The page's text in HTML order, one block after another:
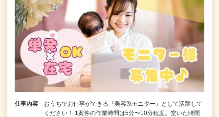
仕事内容
おうちでお仕事ができる『美容系モニター』として活躍して
ください！ 1案件の作業時間は5分〜10分程度。空いた時間